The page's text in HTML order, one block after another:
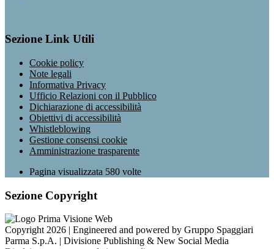
Sezione Link Utili
Cookie policy
Note legali
Informativa Privacy
Ufficio Relazioni con il Pubblico
Dichiarazione di accessibilità
Obiettivi di accessibilità
Whistleblowing
Gestione consensi cookie
Amministrazione trasparente
Pagina visualizzata 580 volte
Sezione Copyright
Copyright 2026 | Engineered and powered by Gruppo Spaggiari
Parma S.p.A. | Divisione Publishing & New Social Media